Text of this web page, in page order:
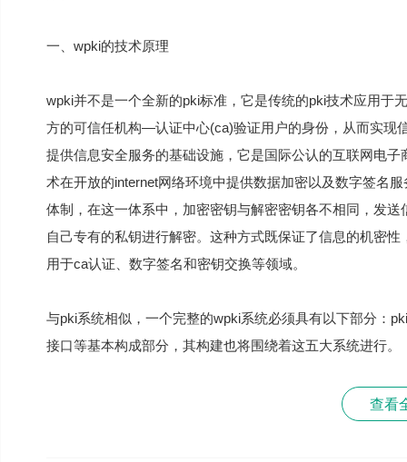
一、wpki的技术原理
wpki并不是一个全新的pki标准，它是传统的pki技术应用于
方的可信任机构—认证中心(ca)验证用户的身份，从而实现
提供信息安全服务的基础设施，它是国际公认的互联网电
术在开放的internet网络环境中提供数据加密以及数字签名
体制，在这一体系中，加密密钥与解密密钥各不相同，发
自己专有的私钥进行解密。这种方式既保证了信息的机密
用于ca认证、数字签名和密钥交换等领域。
与pki系统相似，一个完整的wpki系统必须具有以下部分：
接口等基本构成部分，其构建也将围绕着这五大系统进行。
查看